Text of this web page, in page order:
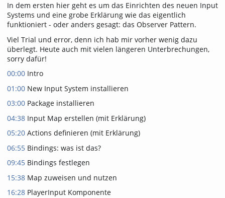
In dem ersten hier geht es um das Einrichten des neuen Input
Systems und eine grobe Erklärung wie das eigentlich
funktioniert - oder anders gesagt: das Observer Pattern.
Viel Trial und error, denn ich hab mir vorher wenig dazu
überlegt. Heute auch mit vielen längeren Unterbrechungen,
sorry dafür!
00:00 Intro
01:00 New Input System installieren
03:00 Package installieren
04:38 Input Map erstellen (mit Erklärung)
05:20 Actions definieren (mit Erklärung)
06:55 Bindings: was ist das?
09:45 Bindings festlegen
15:38 Map zuweisen und nutzen
16:28 PlayerInput Komponente